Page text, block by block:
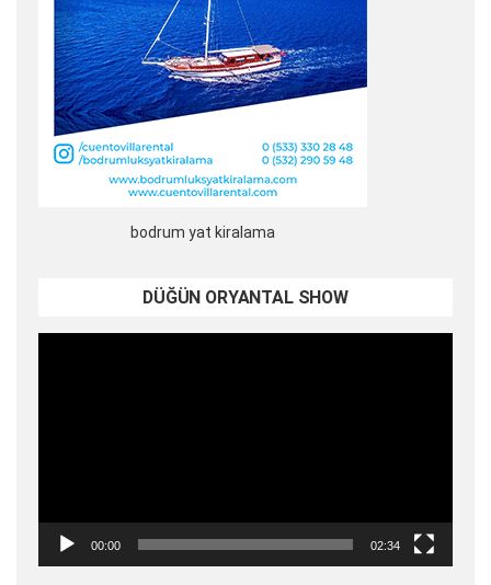
bodrum yat kiralama
DÜĞÜN ORYANTAL SHOW
00:00 02:34